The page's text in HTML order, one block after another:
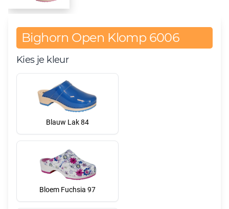
Bighorn Open Klomp 6006
Kies je kleur
Blauw Lak 84
Bloem Fuchsia 97